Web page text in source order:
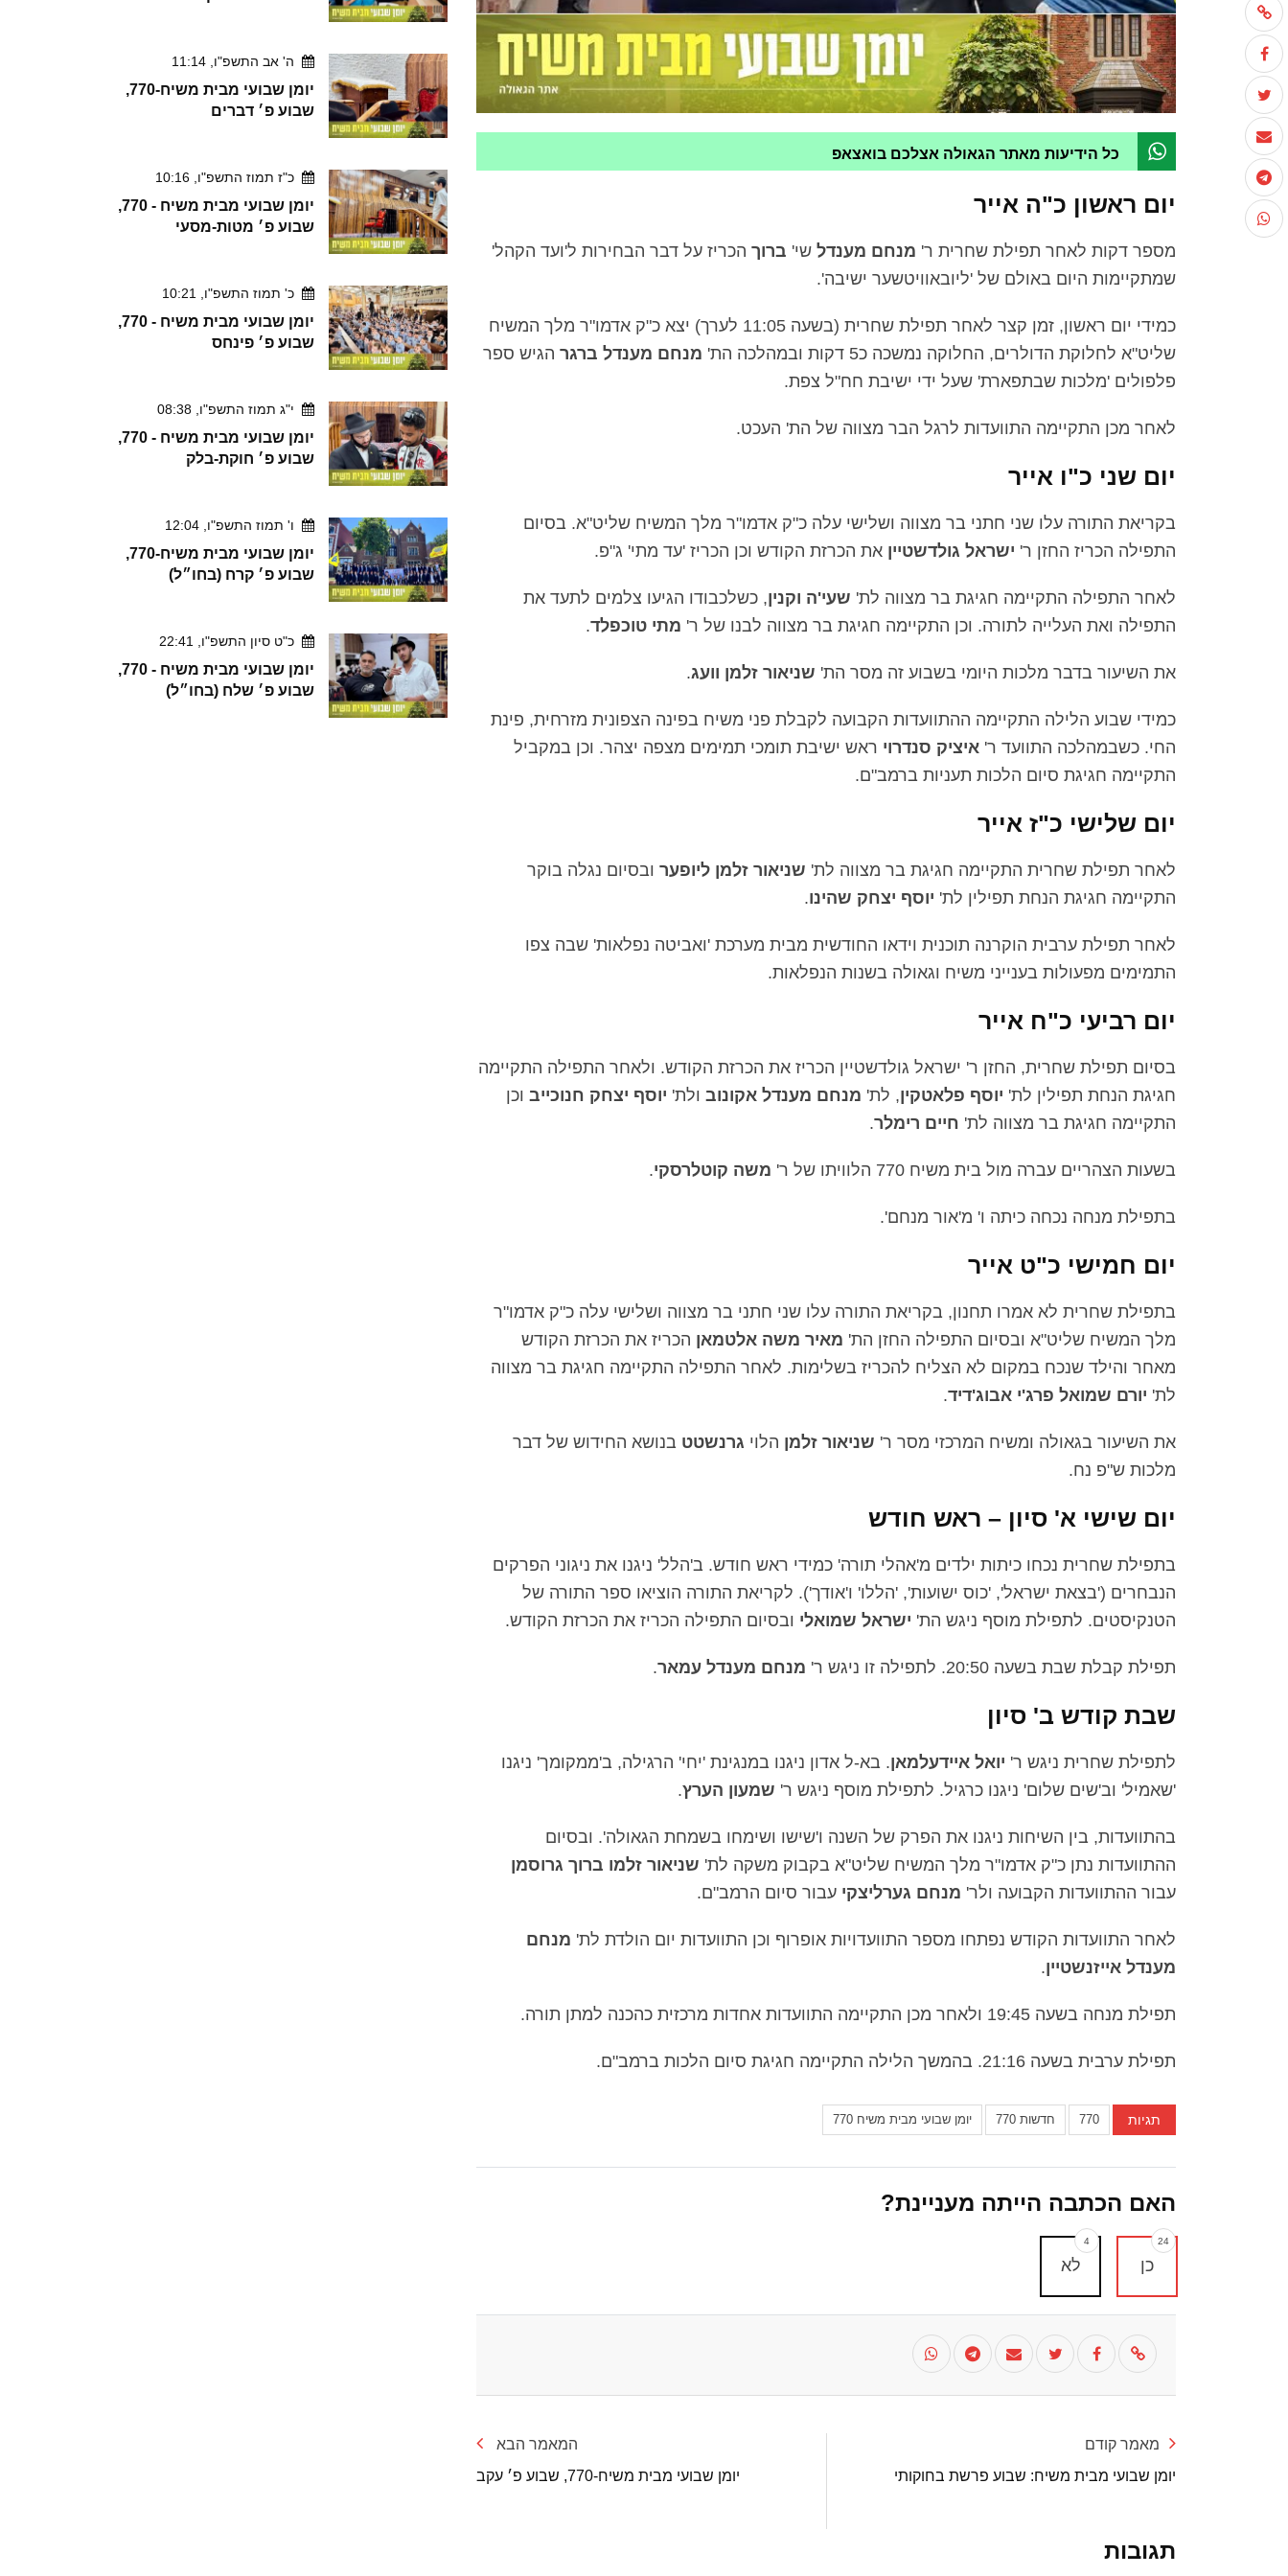
כל הידיעות מאתר הגאולה אצלכם בואצאפ
יום ראשון כ"ה אייר
מספר דקות לאחר תפילת שחרית ר' מנחם מענדל שי' ברוך הכריז על דבר הבחירות ל'ועד הקהל'
שמתקיימות היום באולם של 'ליובאוויטשער ישיבה'.
כמידי יום ראשון, זמן קצר לאחר תפילת שחרית (בשעה 11:05 לערך) יצא כ"ק אדמו"ר מלך המשיח
שליט"א לחלוקת הדולרים, החלוקה נמשכה כ5 דקות ובמהלכה הת'
מנחם מענדל ברגר הגיש ספר
פלפולים 'מלכות שבתפארת' שעל ידי ישיבת חח"ל צפת.
לאחר מכן התקיימה התוועדות לרגל הבר מצווה של הת' העכט.
יום שני כ"ו אייר
בקריאת התורה עלו שני חתני בר מצווה ושלישי עלה כ"ק אדמו"ר מלך המשיח שליט"א. בסיום
התפילה הכריז החזן ר' ישראל גולדשטיין את הכרזת הקודש וכן הכריז 'עד מתי' ג"פ.
לאחר התפילה התקיימה חגיגת בר מצווה לת' שעי'ה וקנין, כשלכבודו הגיעו צלמים לתעד את
התפילה ואת העלייה לתורה. וכן התקיימה חגיגת בר מצווה לבנו של ר' מתי טוכפלד.
את השיעור בדבר מלכות היומי בשבוע זה מסר הת' שניאור זלמן וועג.
כמידי שבוע הלילה התקיימה ההתוועדות הקבועה לקבלת פני משיח בפינה הצפונית מזרחית, פינת
החי. כשבמהלכה התוועד ר' איציק סנדרוי ראש ישיבת תומכי תמימים מצפה יצהר. וכן במקביל
התקיימה חגיגת סיום הלכות תעניות ברמב"ם.
יום שלישי כ"ז אייר
לאחר תפילת שחרית התקיימה חגיגת בר מצווה לת' שניאור זלמן ליופער ובסיום נגלה בוקר
התקיימה חגיגת הנחת תפילין לת' יוסף יצחק שהינו.
לאחר תפילת ערבית הוקרנה תוכנית וידאו החודשית מבית מערכת 'ואביטה נפלאות' שבה צפו
התמימים מפעולות בענייני משיח וגאולה בשנות הנפלאות.
יום רביעי כ"ח אייר
בסיום תפילת שחרית, החזן ר' ישראל גולדשטיין הכריז את הכרזת הקודש. ולאחר התפילה התקיימה
חגיגת הנחת תפילין לת' יוסף פלאטקין, לת' מנחם מענדל אקונוב ולת' יוסף יצחק חנוכייב וכן
התקיימה חגיגת בר מצווה לת' חיים רימלר.
בשעות הצהריים עברה מול בית משיח 770 הלוויתו של ר' משה קוטלרסקי.
בתפילת מנחה נכחה כיתה ו' מ'אור מנחם'.
יום חמישי כ"ט אייר
בתפילת שחרית לא אמרו תחנון, בקריאת התורה עלו שני חתני בר מצווה ושלישי עלה כ"ק אדמו"ר
מלך המשיח שליט"א ובסיום התפילה החזן הת' מאיר משה אלטמאן הכריז את הכרזת הקודש
מאחר והילד שנכח במקום לא הצליח להכריז בשלימות. לאחר התפילה התקיימה חגיגת בר מצווה
לת' יורם שמואל פרג'י אבוג'דיד.
את השיעור בגאולה ומשיח המרכזי מסר ר' שניאור זלמן הלוי גרנשטט בנושא החידוש של דבר
מלכות ש"פ נח.
יום שישי א' סיון – ראש חודש
בתפילת שחרית נכחו כיתות ילדים מ'אהלי תורה' כמידי ראש חודש. ב'הלל' ניגנו את ניגוני הפרקים
הנבחרים ('בצאת ישראל', 'כוס ישועות', 'הללו' ו'אודך'). לקריאת התורה הוציאו ספר התורה של
הטנקיסטים. לתפילת מוסף ניגש הת' ישראל שמואלי ובסיום התפילה הכריז את הכרזת הקודש.
תפילת קבלת שבת בשעה 20:50. לתפילה זו ניגש ר' מנחם מענדל עמאר.
שבת קודש ב' סיון
לתפילת שחרית ניגש ר' יואל איידעלמאן. בא-ל אדון ניגנו במנגינת 'יחי' הרגילה, ב'ממקומך' ניגנו
'שאמיל' וב'שים שלום' ניגנו כרגיל. לתפילת מוסף ניגש ר' שמעון הערץ.
בהתוועדות, בין השיחות ניגנו את הפרק של השנה ו'שישו ושימחו בשמחת הגאולה'. ובסיום
ההתוועדות נתן כ"ק אדמו"ר מלך המשיח שליט"א בקבוק משקה לת' שניאור זלמו ברוך גרוסמן
עבור ההתוועדות הקבועה ולר' מנחם גערליצקי עבור סיום הרמב"ם.
לאחר התוועדות הקודש נפתחו מספר התוועדויות אופרוף וכן התוועדות יום הולדת לת' מנחם
מענדל אייזנשטיין.
תפילת מנחה בשעה 19:45 ולאחר מכן התקיימה התוועדות אחדות מרכזית כהכנה למתן תורה.
תפילת ערבית בשעה 21:16. בהמשך הלילה התקיימה חגיגת סיום הלכות ברמב"ם.
תגיות 770 חדשות 770 יומן שבועי מבית משיח 770
האם הכתבה הייתה מעניינת?
כן
24
לא
4
מאמר קודם
יומן שבועי מבית משיח: שבוע פרשת בחוקותי
המאמר הבא
יומן שבועי מבית משיח-770, שבוע פ׳ עקב
תגובות
ה' אב התשפ"ו, 11:14
יומן שבועי מבית משיח-770,
שבוע פ׳ דברים
כ"ז תמוז התשפ"ו, 10:16
יומן שבועי מבית משיח - 770,
שבוע פ׳ מטות-מסעי
כ' תמוז התשפ"ו, 10:21
יומן שבועי מבית משיח - 770,
שבוע פ׳ פינחס
י"ג תמוז התשפ"ו, 08:38
יומן שבועי מבית משיח - 770,
שבוע פ׳ חוקת-בלק
ו' תמוז התשפ"ו, 12:04
יומן שבועי מבית משיח-770,
שבוע פ׳ קרח (בחו״ל)
כ"ט סיון התשפ"ו, 22:41
יומן שבועי מבית משיח - 770,
שבוע פ׳ שלח (בחו״ל)